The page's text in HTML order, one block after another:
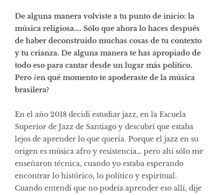
De alguna manera volviste a tu punto de inicio: la
música religiosa…. Sólo que ahora lo haces después
de haber deconstruido muchas cosas de tu contexto
y tu crianza. De alguna manera te has apropiado de
todo eso para cantar desde un lugar más político.
Pero ¿en qué momento te apoderaste de la música
brasilera?
En el año 2018 decidí estudiar jazz, en la Escuela
Superior de Jazz de Santiago y descubrí que estaba
lejos de aprender lo que quería. Porque el jazz en su
origen es música afro y resistencia… pero ahí sólo me
enseñaron técnica, cuando yo estaba esperando
encontrar lo histórico, lo político y espiritual.
Cuando entendí que no podría aprender eso allí, dije